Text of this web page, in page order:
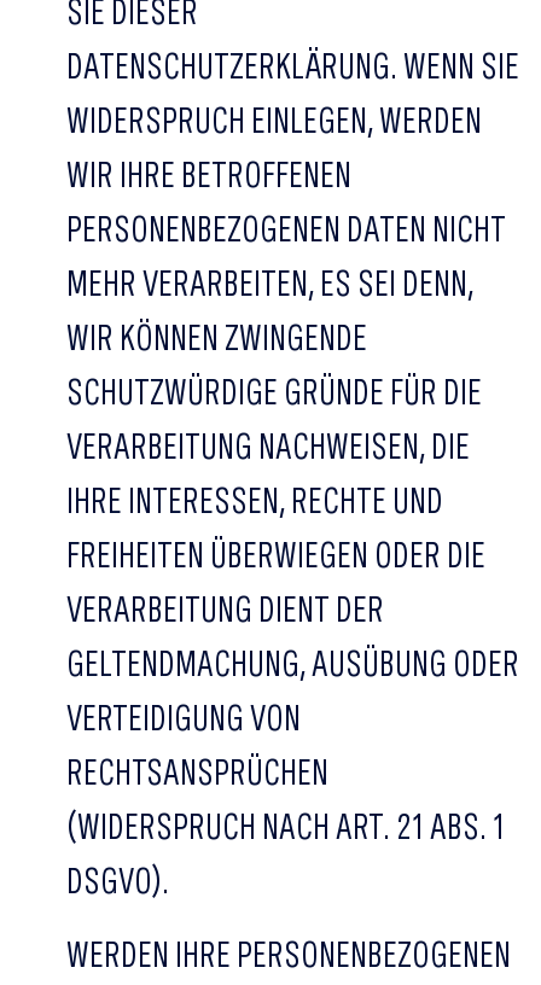
SIE DIESER
DATENSCHUTZERKLÄRUNG. WENN SIE
WIDERSPRUCH EINLEGEN, WERDEN
WIR IHRE BETROFFENEN
PERSONENBEZOGENEN DATEN NICHT
MEHR VERARBEITEN, ES SEI DENN,
WIR KÖNNEN ZWINGENDE
SCHUTZWÜRDIGE GRÜNDE FÜR DIE
VERARBEITUNG NACHWEISEN, DIE
IHRE INTERESSEN, RECHTE UND
FREIHEITEN ÜBERWIEGEN ODER DIE
VERARBEITUNG DIENT DER
GELTENDMACHUNG, AUSÜBUNG ODER
VERTEIDIGUNG VON
RECHTSANSPRÜCHEN
(WIDERSPRUCH NACH ART. 21 ABS. 1
DSGVO).
WERDEN IHRE PERSONENBEZOGENEN